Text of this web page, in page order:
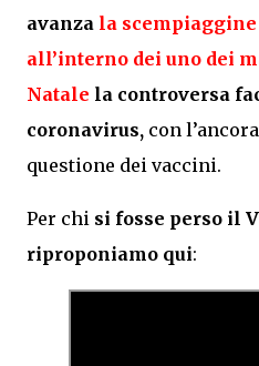
avanza la
all’interno dei uno dei
Natale la controversa
coronavirus, con
questione dei vaccini.
Per chi si fosse perso il
riproponiamo qui: